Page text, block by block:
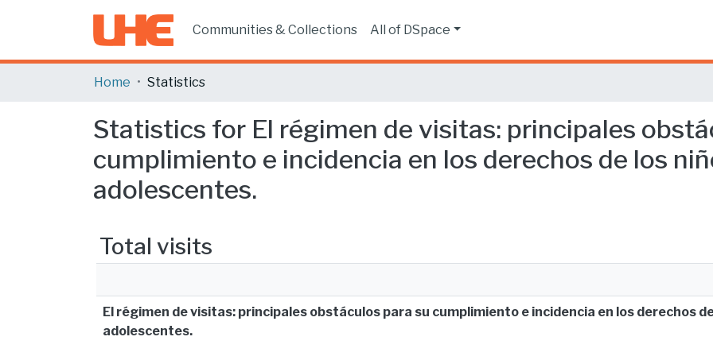
Communities & Collections All of DSpace
Home Statistics
Statistics for El régimen de visitas: principales
cumplimiento e incidencia en los derechos de los
adolescentes.
Total visits
El régimen de visitas: principales obstáculos para su cumplimiento e incidencia en los derechos
adolescentes.